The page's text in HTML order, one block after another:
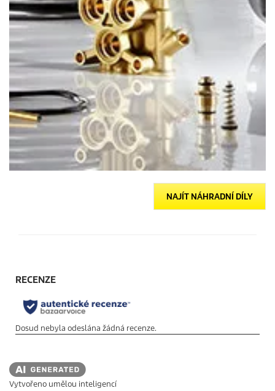
NAJÍT NÁHRADNÍ DÍLY
Vytvořeno umělou inteligencí